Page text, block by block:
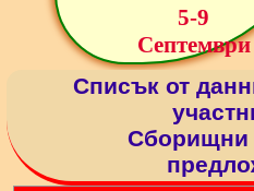
5-9
Септември
Списък от
Сборищни